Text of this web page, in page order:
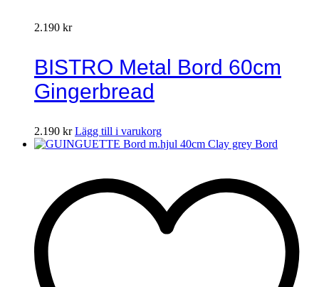
2.190 kr
BISTRO Metal Bord 60cm
Gingerbread
2.190 kr Lägg till i varukorg